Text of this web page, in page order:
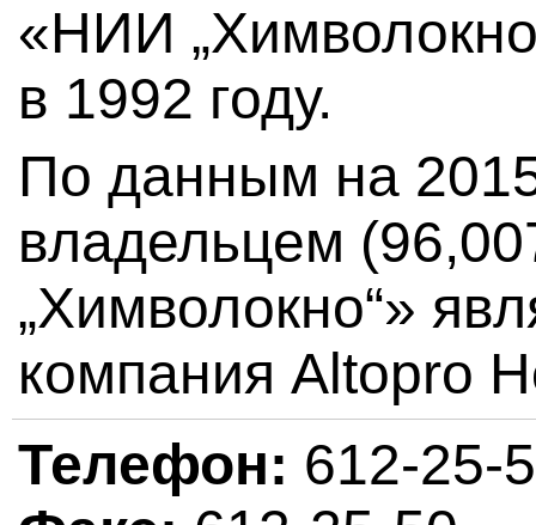
«НИИ
в 1992 году.
По данным на
владельцем
„Химволокно“»
компания Altopro
Телефон: 612-25-